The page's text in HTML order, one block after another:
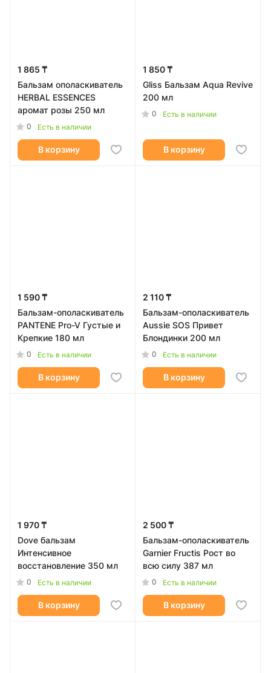
1 865 ₸
Бальзам ополаскиватель
HERBAL ESSENCES
аромат розы 250 мл
0 Есть в наличии
В корзину
1 850 ₸
Gliss Бальзам Aqua Revive
200 мл
0 Есть в наличии
В корзину
1 590 ₸
Бальзам-ополаскиватель
PANTENE Pro-V Густые и
Крепкие 180 мл
0 Есть в наличии
В корзину
2 110 ₸
Бальзам-ополаскиватель
Aussie SOS Привет
Блондинки 200 мл
0 Есть в наличии
В корзину
1 970 ₸
Dove бальзам
Интенсивное
восстановление 350 мл
0 Есть в наличии
В корзину
2 500 ₸
Бальзам-ополаскиватель
Garnier Fructis Рост во
всю силу 387 мл
0 Есть в наличии
В корзину